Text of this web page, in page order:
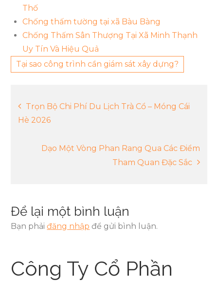
Thố
Chống thấm tường tại xã Bàu Bàng
Chống Thấm Sân Thượng Tại Xã Minh Thạnh
Uy Tín Và Hiệu Quả
Tại sao công trình cần giám sát xây dựng?
Điều
hướng
bài
Trọn Bộ Chi Phí Du Lịch Trà Cổ – Móng Cái
Hè 2026
Dạo Một Vòng Phan Rang Qua Các Điểm
Tham Quan Đặc Sắc
Để lại một bình luận
Bạn phảiđăng nhập để gửi bình luận.
Công Ty Cổ Phần